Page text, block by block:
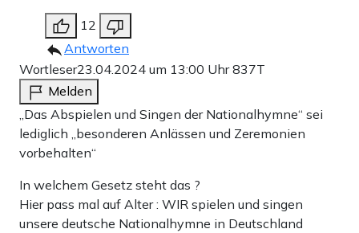
12
Antworten
Wortleser23.04.2024 um 13:00 Uhr837T
Melden
„Das Abspielen und Singen der Nationalhymne“ sei
lediglich „besonderen Anlässen und Zeremonien
vorbehalten“
In welchem Gesetz steht das ?
Hier pass mal auf Alter : WIR spielen und singen
unsere deutsche Nationalhymne in Deutschland